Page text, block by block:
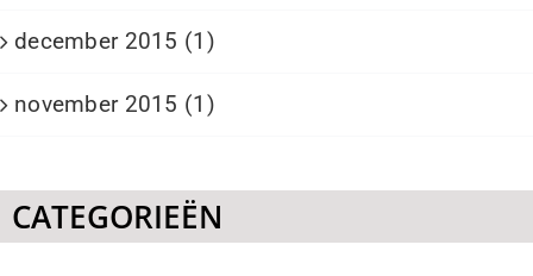
december 2015 (1)
november 2015 (1)
CATEGORIEËN